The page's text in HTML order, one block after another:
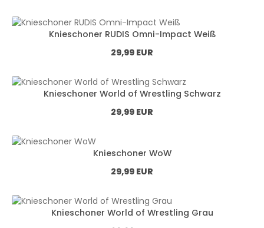
Knieschoner RUDIS Omni-Impact Weiß
Normál ár:
29,99 EUR
Knieschoner World of Wrestling Schwarz
Normál ár:
29,99 EUR
Knieschoner WoW
Normál ár:
29,99 EUR
Knieschoner World of Wrestling Grau